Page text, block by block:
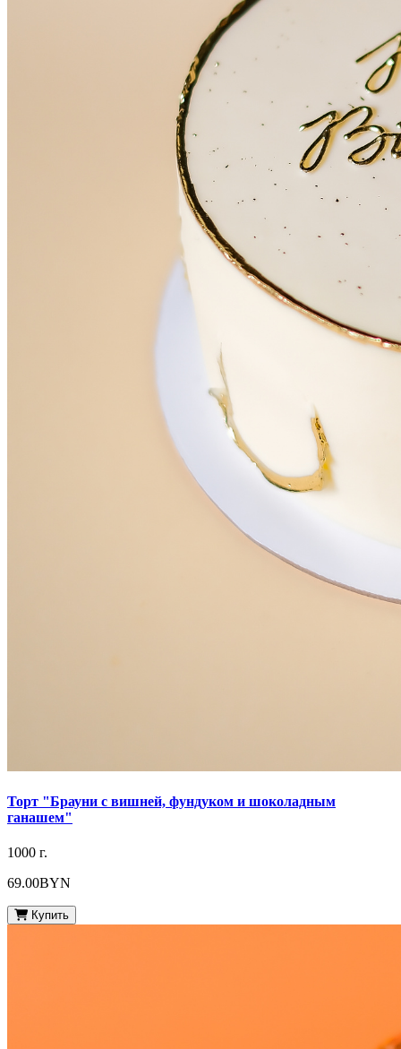
Торт "Брауни с вишней, фундуком и шоколадным
ганашем"
1000 г.
69.00BYN
Купить